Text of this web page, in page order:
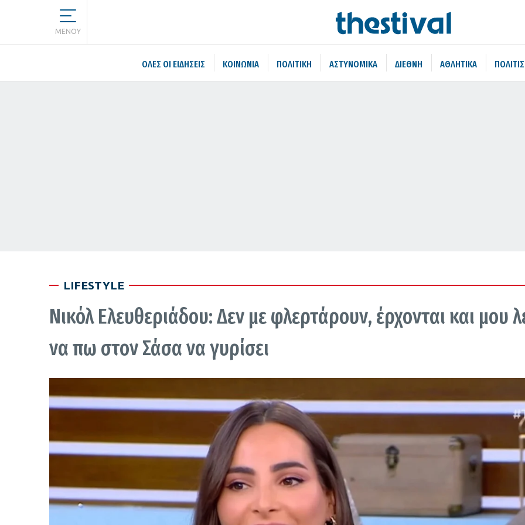
MENOY
ΌΛΕΣ ΟΙ ΕΙΔΉΣΕΙΣ ΚΟΙΝΩΝΙΑ ΠΟΛΙΤΙΚΗ ΑΣΤΥΝΟΜΙΚΑ ΔΙΕΘΝΗ ΑΘΛΗΤΙΚΑ
LIFESTYLE
Νικόλ Ελευθεριάδου: Δεν με φλερτάρουν, έρχονται και μου
να πω στον Σάσα να γυρίσει